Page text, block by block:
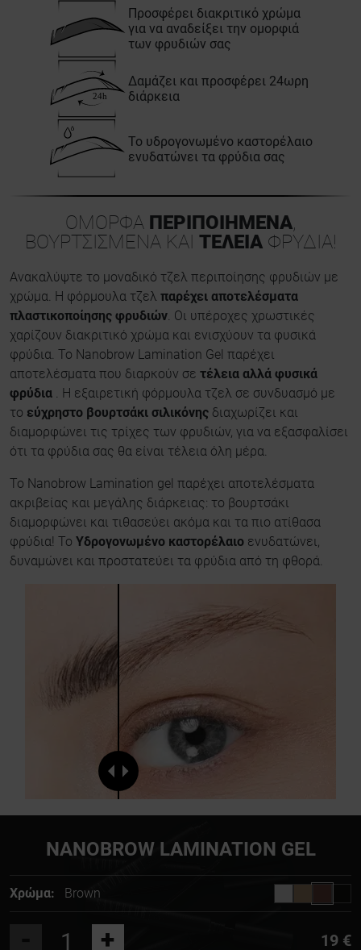
Προσφέρει διακριτικό χρώμα
για να αναδείξει την ομορφιά
των φρυδιών σας
Δαμάζει και προσφέρει 24ωρη
διάρκεια
Το υδρογονωμένο καστορέλαιο
ενυδατώνει τα φρύδια σας
ΌΜΟΡΦΑ ΠΕΡΙΠΟΙΗΜΈΝΑ,
ΒΟΥΡΤΣΙΣΜΈΝΑ ΚΑΙ ΤΈΛΕΙΑΦΡΎΔΙΑ!
Ανακαλύψτε το μοναδικό τζελ περιποίησης φρυδιών με
χρώμα. Η φόρμουλα τζελ παρέχει αποτελέσματα
πλαστικοποίησης φρυδιών . Οι υπέροχες χρωστικές
χαρίζουν διακριτικό χρώμα και ενισχύουν τα φυσικά
φρύδια. Το Nanobrow Lamination Gel παρέχει
αποτελέσματα που διαρκούν σε τέλεια αλλά φυσικά
φρύδια
. Η εξαιρετική φόρμουλα τζελ σε συνδυασμό με
το εύχρηστο βουρτσάκι σιλικόνης διαχωρίζει και
διαμορφώνει τις τρίχες των φρυδιών, για να εξασφαλίσει
ότι τα φρύδια σας θα είναι τέλεια όλη μέρα.
Το Nanobrow Lamination gel παρέχει αποτελέσματα
ακριβείας και μεγάλης διάρκειας: το βουρτσάκι
διαμορφώνει και τιθασεύει ακόμα και τα πιο ατίθασα
φρύδια! Το Υδρογονωμένο καστορέλαιο ενυδατώνει,
δυναμώνει και προστατεύει τα φρύδια από τη φθορά.
NANOBROW LAMINATION GEL
Χρώμα: Brown
+ 19 €